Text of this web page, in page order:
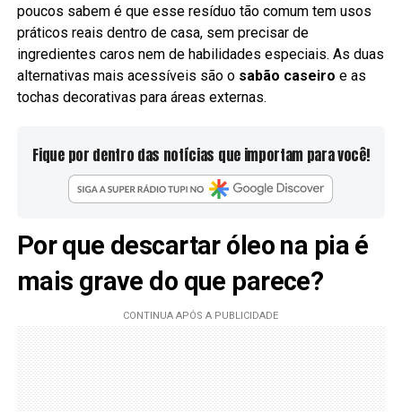
poucos sabem é que esse resíduo tão comum tem usos
práticos reais dentro de casa, sem precisar de
ingredientes caros nem de habilidades especiais. As duas
alternativas mais acessíveis são o sabão caseiro e as
tochas decorativas para áreas externas.
Fique por dentro das notícias que importam para você!
Por que descartar óleo na pia é
mais grave do que parece?